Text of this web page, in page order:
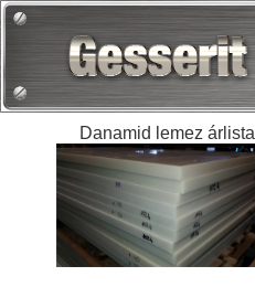
Danamid lemez árlista